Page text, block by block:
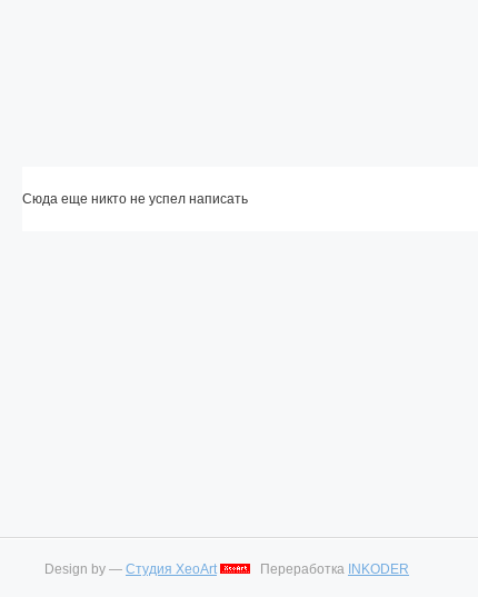
Сюда еще никто не успел написать
Design by — Студия XeoArt Переработка INKODER